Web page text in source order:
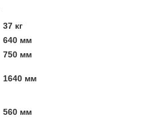
37 кг
640 мм
750 мм
1640 мм
560 мм